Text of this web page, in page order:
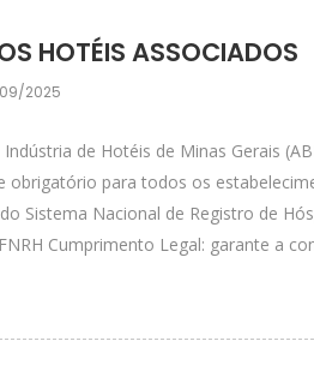
HOTÉIS ASSOCIADOS
2025
de Hotéis de Minas Gerais
obrigatório para todos os
Sistema Nacional de Registro de
Cumprimento Legal: garante a